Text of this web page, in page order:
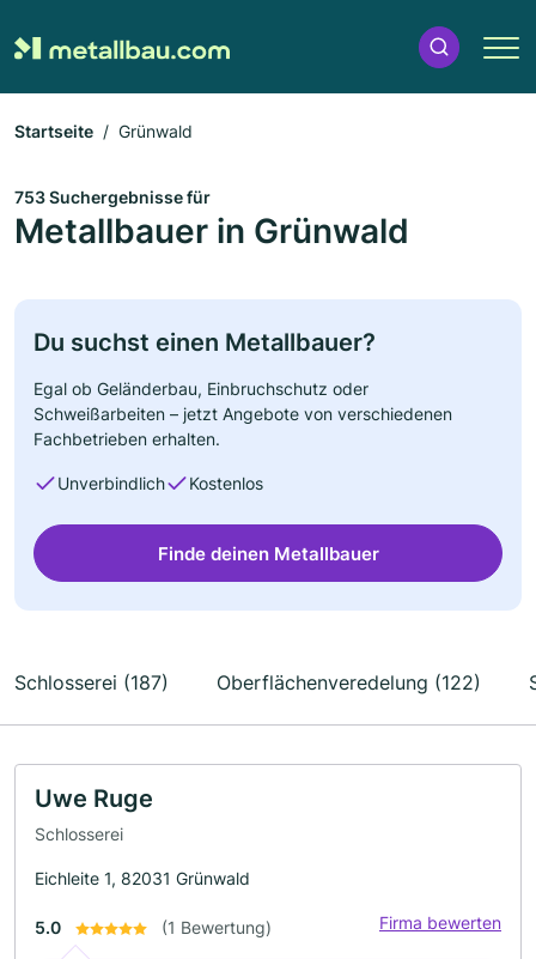
Startseite Grünwald
753 Suchergebnisse für
Metallbauer in Grünwald
Du suchst einen Metallbauer?
Egal ob Geländerbau, Einbruchschutz oder
Schweißarbeiten – jetzt Angebote von verschiedenen
Fachbetrieben erhalten.
Unverbindlich Kostenlos
Finde deinen Metallbauer
Schlosserei (187) Oberflächenveredelung (122)
Uwe Ruge
Schlosserei
Eichleite 1, 82031 Grünwald
5.0 (1 Bewertung) Firma bewerten